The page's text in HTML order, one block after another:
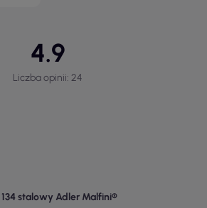
4.9
Liczba opinii: 24
stalowy Adler Malfini®